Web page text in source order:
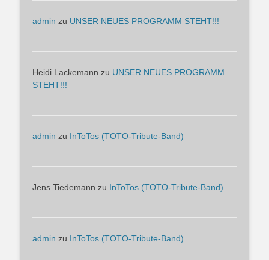
admin zu UNSER NEUES PROGRAMM STEHT!!!
Heidi Lackemann zu UNSER NEUES PROGRAMM
STEHT!!!
admin zu InToTos (TOTO-Tribute-Band)
Jens Tiedemann zu InToTos (TOTO-Tribute-Band)
admin zu InToTos (TOTO-Tribute-Band)